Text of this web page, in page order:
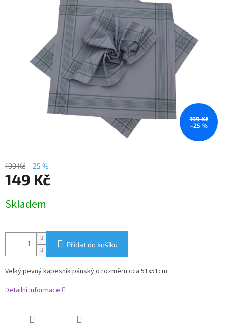
199 Kč
–25 %
199 Kč –25 %
149 Kč
cena:
Skladem
Přidat do košíku
Velký pevný kapesník pánský o rozměru cca 51x51cm
Detailní informace